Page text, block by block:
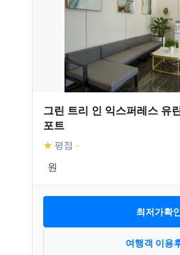
그린 트리 인 익스퍼레스 유
포트
★ 평점 –
최저가확
여행객 이용